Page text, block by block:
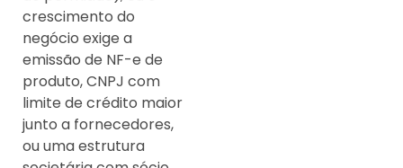
crescimento do
negócio exige a
emissão de NF-e de
produto, CNPJ com
limite de crédito maior
junto a fornecedores,
ou uma estrutura